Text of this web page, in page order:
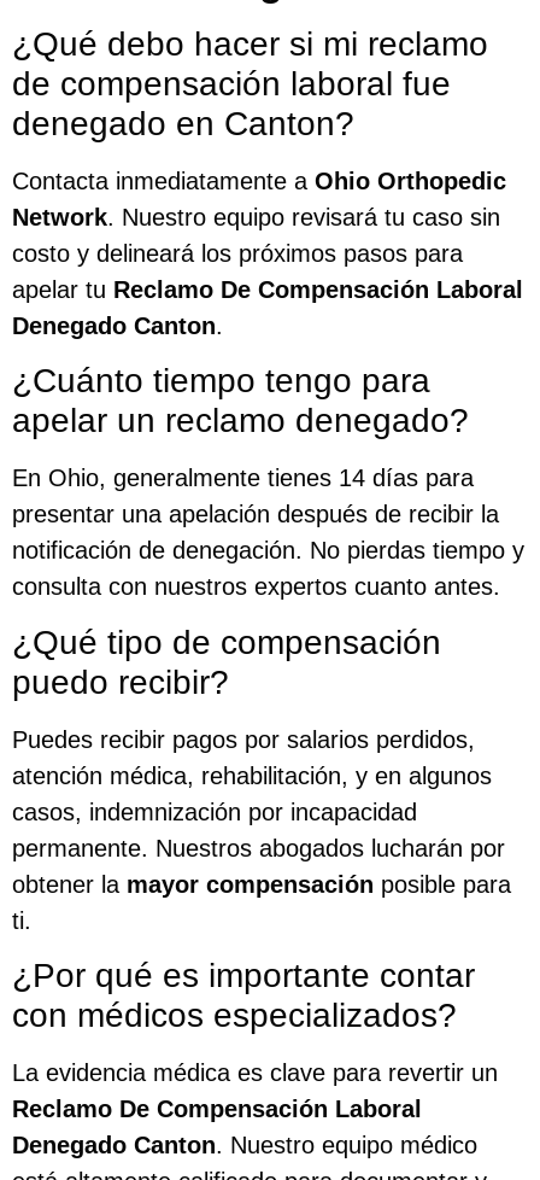
¿Qué debo hacer si mi reclamo
de compensación laboral fue
denegado en Canton?
Contacta inmediatamente a Ohio Orthopedic
Network. Nuestro equipo revisará tu caso sin
costo y delineará los próximos pasos para
apelar tu Reclamo De Compensación Laboral
Denegado Canton.
¿Cuánto tiempo tengo para
apelar un reclamo denegado?
En Ohio, generalmente tienes 14 días para
presentar una apelación después de recibir la
notificación de denegación. No pierdas tiempo y
consulta con nuestros expertos cuanto antes.
¿Qué tipo de compensación
puedo recibir?
Puedes recibir pagos por salarios perdidos,
atención médica, rehabilitación, y en algunos
casos, indemnización por incapacidad
permanente. Nuestros abogados lucharán por
obtener la mayor compensación posible para
ti.
¿Por qué es importante contar
con médicos especializados?
La evidencia médica es clave para revertir un
Reclamo De Compensación Laboral
Denegado Canton. Nuestro equipo médico